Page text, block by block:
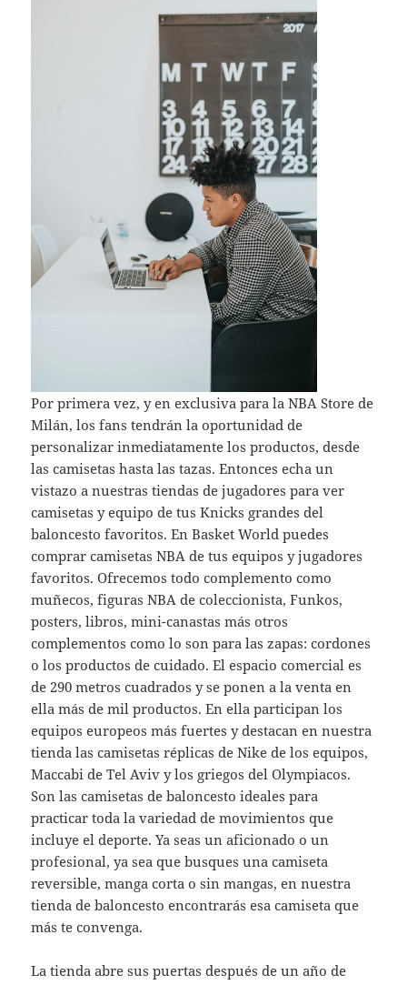
Por primera vez, y en exclusiva para la NBA Store de
Milán, los fans tendrán la oportunidad de
personalizar inmediatamente los productos, desde
las camisetas hasta las tazas. Entonces echa un
vistazo a nuestras tiendas de jugadores para ver
camisetas y equipo de tus Knicks grandes del
baloncesto favoritos. En Basket World puedes
comprar camisetas NBA de tus equipos y jugadores
favoritos. Ofrecemos todo complemento como
muñecos, figuras NBA de coleccionista, Funkos,
posters, libros, mini-canastas más otros
complementos como lo son para las zapas: cordones
o los productos de cuidado. El espacio comercial es
de 290 metros cuadrados y se ponen a la venta en
ella más de mil productos. En ella participan los
equipos europeos más fuertes y destacan en nuestra
tienda las camisetas réplicas de Nike de los equipos,
Maccabi de Tel Aviv y los griegos del Olympiacos.
Son las camisetas de baloncesto ideales para
practicar toda la variedad de movimientos que
incluye el deporte. Ya seas un aficionado o un
profesional, ya sea que busques una camiseta
reversible, manga corta o sin mangas, en nuestra
tienda de baloncesto encontrarás esa camiseta que
más te convenga.
La tienda abre sus puertas después de un año de